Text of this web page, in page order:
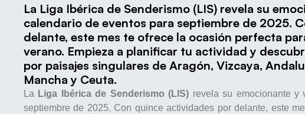
La Liga Ibérica de Senderismo (LIS) revela su
calendario de eventos para septiembre de 2025.
delante, este mes te ofrece la ocasión perfecta
verano. Empieza a planificar tu actividad y
por paisajes singulares de Aragón, Vizcaya,
Mancha y Ceuta.
La Liga Ibérica de Senderismo (LIS) revela su emocionante y
septiembre de 2025. Con quince actividades por delante, este